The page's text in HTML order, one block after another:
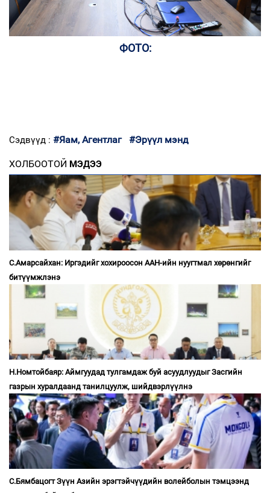
ФОТО:
Сэдвүүд : #Яам, Агентлаг #Эрүүл мэнд
ХОЛБООТОЙ МЭДЭЭ
С.Амарсайхан: Иргэдийг хохироосон ААН-ийн нуугтмал хөрөнгийг
битүүмжлэнэ
Н.Номтойбаяр: Аймгуудад тулгамдаж буй асуудлуудыг Засгийн
газрын хуралдаанд танилцуулж, шийдвэрлүүлнэ
С.Бямбацогт Зүүн Азийн эрэгтэйчүүдийн волейболын тэмцээнд